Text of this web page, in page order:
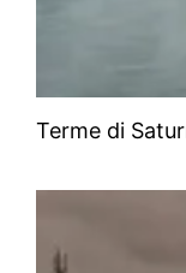
Terme di